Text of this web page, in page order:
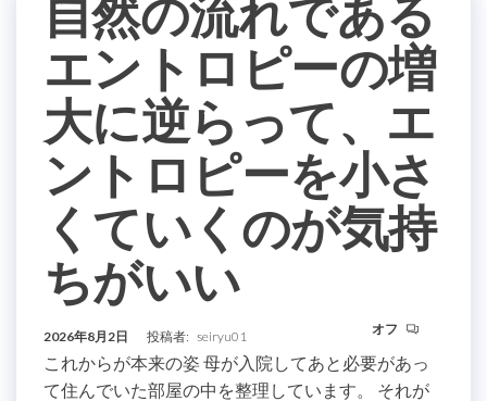
自然の流れである
エントロピーの増
大に逆らって、エ
ントロピーを小さ
くていくのが気持
ちがいい
2026年8月2日 投稿者: seiryu01 オフ
これからが本来の姿 母が入院してあと必要があっ
て住んでいた部屋の中を整理しています。 それが